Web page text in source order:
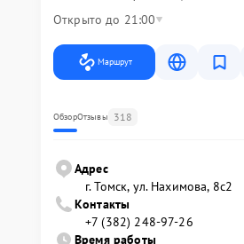
Открыто до 21:00
Маршрут
ОбзорОтзывы 318
Адрес
г. Томск, ул. Нахимова, 8с2
Контакты
+7 (382) 248-97-26
Время работы